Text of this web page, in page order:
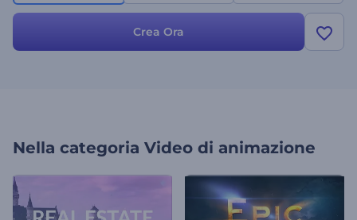
Crea Ora
Nella categoria Video di animazione